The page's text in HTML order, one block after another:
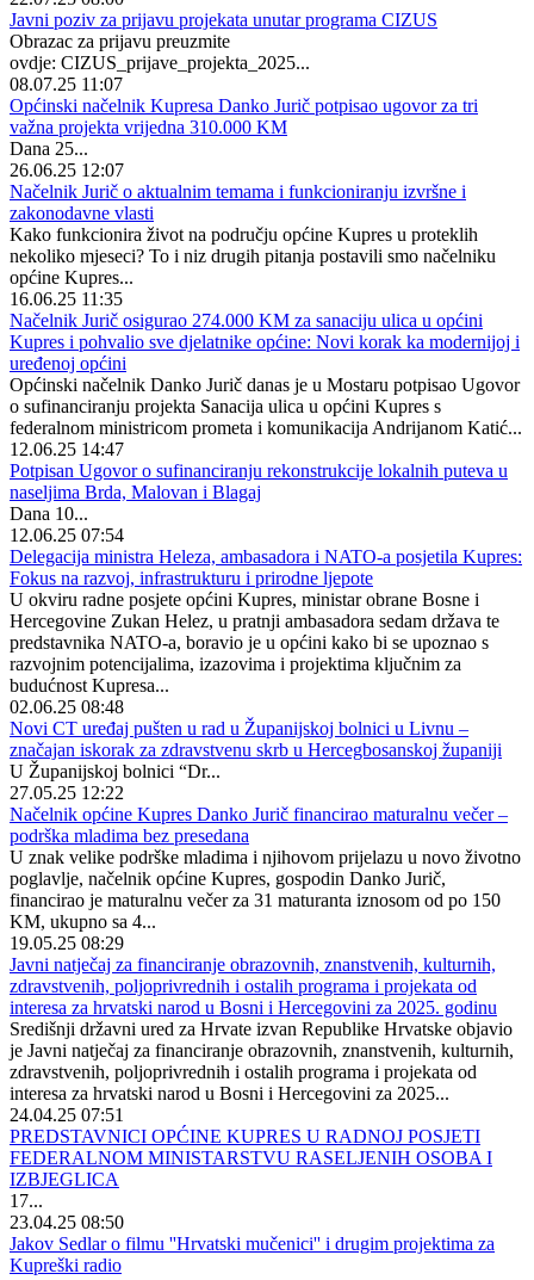
Javni poziv za prijavu projekata unutar programa CIZUS
Obrazac za prijavu preuzmite
ovdje: CIZUS_prijave_projekta_2025...
08.07.25 11:07
Općinski načelnik Kupresa Danko Jurič potpisao ugovor za tri
važna projekta vrijedna 310.000 KM
Dana 25...
26.06.25 12:07
Načelnik Jurič o aktualnim temama i funkcioniranju izvršne i
zakonodavne vlasti
Kako funkcionira život na području općine Kupres u proteklih
nekoliko mjeseci? To i niz drugih pitanja postavili smo načelniku
općine Kupres...
16.06.25 11:35
Načelnik Jurič osigurao 274.000 KM za sanaciju ulica u općini
Kupres i pohvalio sve djelatnike općine: Novi korak ka modernijoj i
uređenoj općini
Općinski načelnik Danko Jurič danas je u Mostaru potpisao Ugovor
o sufinanciranju projekta Sanacija ulica u općini Kupres s
federalnom ministricom prometa i komunikacija Andrijanom Katić...
12.06.25 14:47
Potpisan Ugovor o sufinanciranju rekonstrukcije lokalnih puteva u
naseljima Brda, Malovan i Blagaj
Dana 10...
12.06.25 07:54
Delegacija ministra Heleza, ambasadora i NATO-a posjetila Kupres:
Fokus na razvoj, infrastrukturu i prirodne ljepote
U okviru radne posjete općini Kupres, ministar obrane Bosne i
Hercegovine Zukan Helez, u pratnji ambasadora sedam država te
predstavnika NATO-a, boravio je u općini kako bi se upoznao s
razvojnim potencijalima, izazovima i projektima ključnim za
budućnost Kupresa...
02.06.25 08:48
Novi CT uređaj pušten u rad u Županijskoj bolnici u Livnu –
značajan iskorak za zdravstvenu skrb u Hercegbosanskoj županiji
U Županijskoj bolnici “Dr...
27.05.25 12:22
Načelnik općine Kupres Danko Jurič financirao maturalnu večer –
podrška mladima bez presedana
U znak velike podrške mladima i njihovom prijelazu u novo životno
poglavlje, načelnik općine Kupres, gospodin Danko Jurič,
financirao je maturalnu večer za 31 maturanta iznosom od po 150
KM, ukupno sa 4...
19.05.25 08:29
Javni natječaj za financiranje obrazovnih, znanstvenih, kulturnih,
zdravstvenih, poljoprivrednih i ostalih programa i projekata od
interesa za hrvatski narod u Bosni i Hercegovini za 2025. godinu
Središnji državni ured za Hrvate izvan Republike Hrvatske objavio
je Javni natječaj za financiranje obrazovnih, znanstvenih, kulturnih,
zdravstvenih, poljoprivrednih i ostalih programa i projekata od
interesa za hrvatski narod u Bosni i Hercegovini za 2025...
24.04.25 07:51
PREDSTAVNICI OPĆINE KUPRES U RADNOJ POSJETI
FEDERALNOM MINISTARSTVU RASELJENIH OSOBA I
IZBJEGLICA
17...
23.04.25 08:50
Jakov Sedlar o filmu ''Hrvatski mučenici'' i drugim projektima za
Kupreški radio